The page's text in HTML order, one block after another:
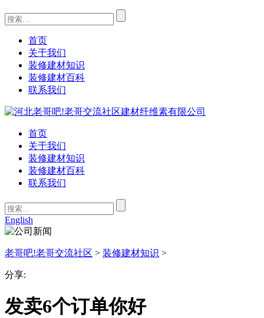
首页
关于我们
装修建材知识
装修建材百科
联系我们
首页
关于我们
装修建材知识
装修建材百科
联系我们
English
老哥吧!老哥交流社区 > 装修建材知识 >
分享:
发卖6个订单你好